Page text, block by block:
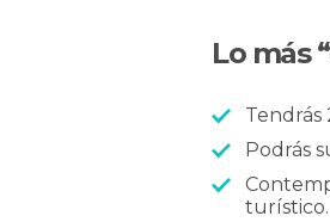
Lo más
Tendrás
Podrás
turístico.